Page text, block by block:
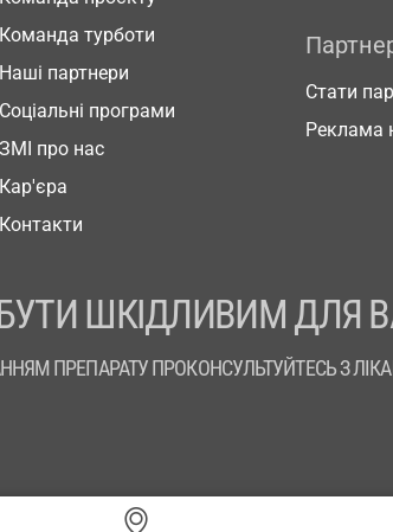
Команда турботи
Наші партнери
Соціальні програми
ЗМІ про нас
Кар'єра
Контакти
Стати
Реклама
ШКІДЛИВИМ ДЛЯ
ПРЕПАРАТУ ПРОКОНСУЛЬТУЙТЕСЬ З